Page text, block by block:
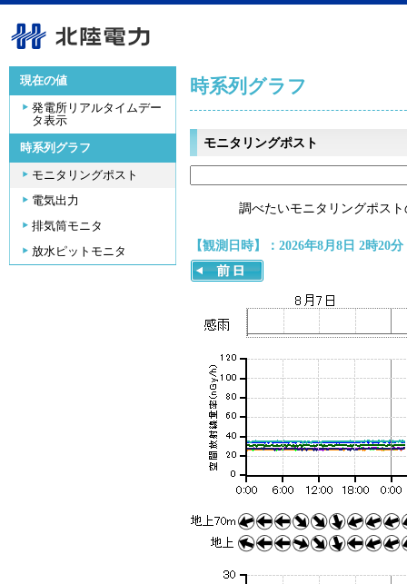
現在の値
発電所リアルタイムデー
タ表示
時系列グラフ
モニタリングポスト
電気出力
排気筒モニタ
放水ピットモニタ
時系列グラフ
モニタリングポスト
調べたいモニタリングポス
【観測日時】：2026年8月8日 2時20分